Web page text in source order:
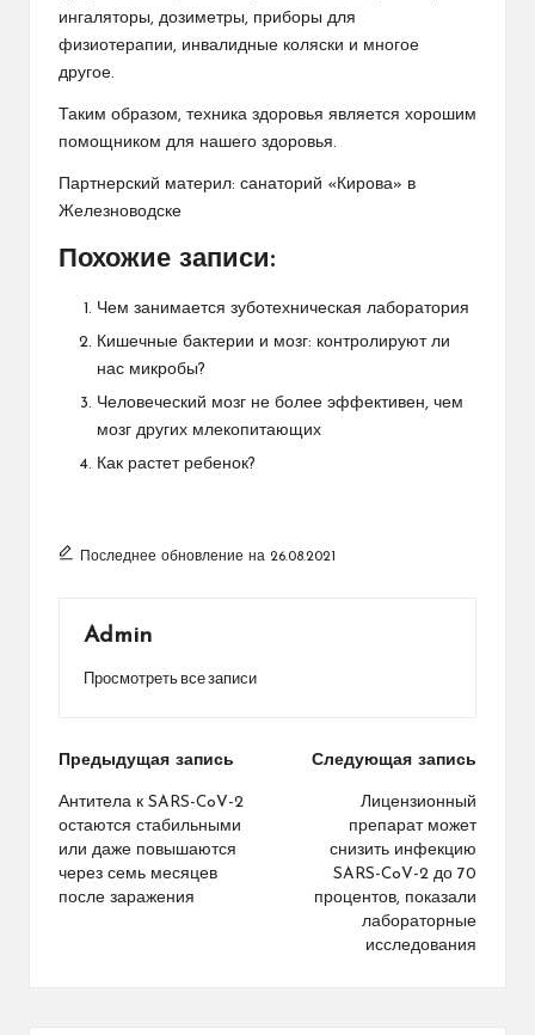
ингаляторы, дозиметры, приборы для
физиотерапии, инвалидные коляски и многое
другое.
Таким образом, техника здоровья является хорошим
помощником для нашего здоровья.
Партнерский материл: санаторий «Кирова» в
Железноводске
Похожие записи:
Чем занимается зуботехническая лаборатория
Кишечные бактерии и мозг: контролируют ли
нас микробы?
Человеческий мозг не более эффективен, чем
мозг других млекопитающих
Как растет ребенок?
Последнее обновление на 26.08.2021
Admin
Просмотреть все записи
Навигация
по
записям
Предыдущая запись
Антитела к SARS-CoV-2
остаются стабильными
или даже повышаются
через семь месяцев
после заражения
Следующая запись
Лицензионный
препарат может
снизить инфекцию
SARS-CoV-2 до 70
процентов, показали
лабораторные
исследования